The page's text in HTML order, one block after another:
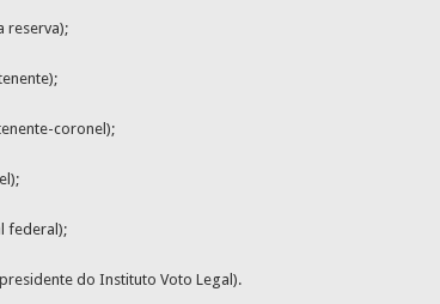
reserva);
coronel);
federal);
do Instituto Voto Legal).